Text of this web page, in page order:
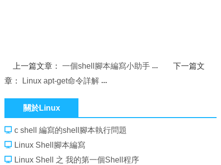
上一篇文章：一個shell腳本編寫小助手
下一篇文
章：
Linux apt-get命令詳解
關於Linux
c shell 編寫的shell腳本執行問題
Linux Shell腳本編寫
Linux Shell 之 我的第一個Shell程序